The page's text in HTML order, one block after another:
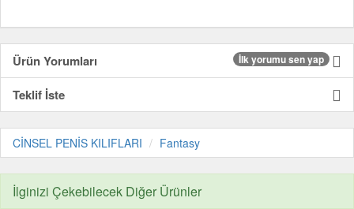
Ürün Yorumları İlk yorumu sen yap
Teklif İste
CİNSEL PENİS KILIFLARI Fantasy
İlginizi Çekebilecek Diğer Ürünler